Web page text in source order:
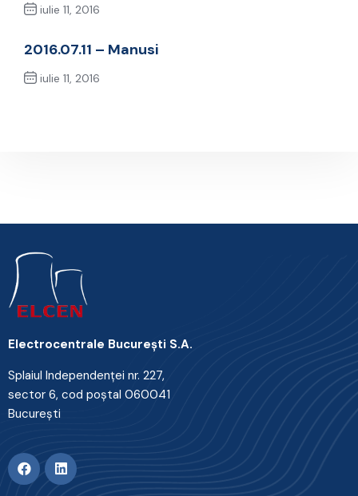
iulie 11, 2016
2016.07.11 – Manusi
iulie 11, 2016
Electrocentrale Bucureşti S.A.
Splaiul Independenţei nr. 227,
sector 6, cod poştal 060041
Bucureşti